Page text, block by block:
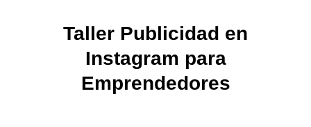
Taller Publicidad en
Instagram para
Emprendedores